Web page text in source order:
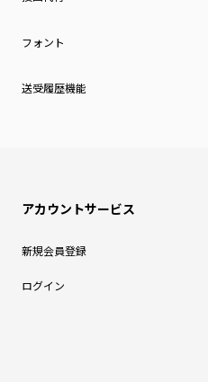
フォント
送受履歴機能
アカウントサービス
新規会員登録
ログイン